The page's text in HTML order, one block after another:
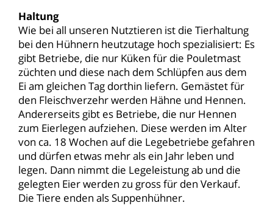
Haltung
Wie bei all unseren Nutztieren ist die Tierhaltung
bei den Hühnern heutzutage hoch spezialisiert: Es
gibt Betriebe, die nur Küken für die Pouletmast
züchten und diese nach dem Schlüpfen aus dem
Ei am gleichen Tag dorthin liefern. Gemästet für
den Fleischverzehr werden Hähne und Hennen.
Andererseits gibt es Betriebe, die nur Hennen
zum Eierlegen aufziehen. Diese werden im Alter
von ca. 18 Wochen auf die Legebetriebe gefahren
und dürfen etwas mehr als ein Jahr leben und
legen. Dann nimmt die Legeleistung ab und die
gelegten Eier werden zu gross für den Verkauf.
Die Tiere enden als Suppenhühner.